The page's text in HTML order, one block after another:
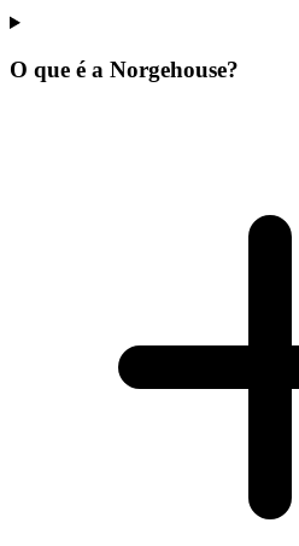
O que é a Norgehouse?